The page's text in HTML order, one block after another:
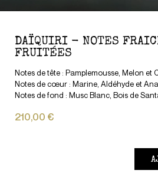
DAÏQUIRI - NOTES
FRUITÉES
Notes de tête : Pamplemousse, Melon et
Notes de cœur : Marine, Aldéhyde et
Notes de fond : Musc Blanc, Bois de
210,00 €